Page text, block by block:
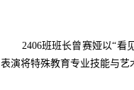
2406班班长曾赛娅以“看
表演将特殊教育专业技能与艺